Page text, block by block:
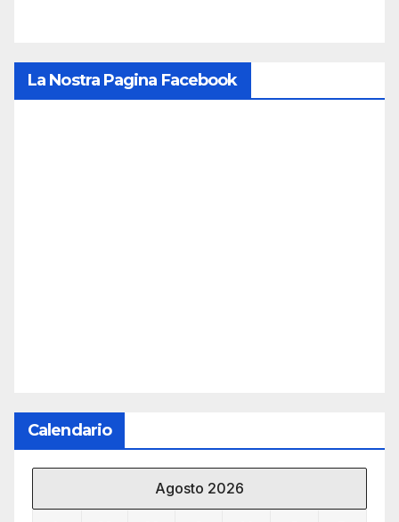
La Nostra Pagina Facebook
Calendario
Agosto 2026